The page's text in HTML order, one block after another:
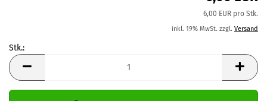
6,00 EUR pro Stk.
inkl. 19% MwSt. zzgl. Versand
Stk.:
Stk.